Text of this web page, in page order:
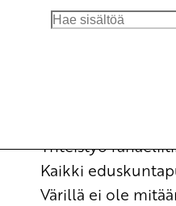
Search
Yhteistyö
Kaikki
Värillä ei ole